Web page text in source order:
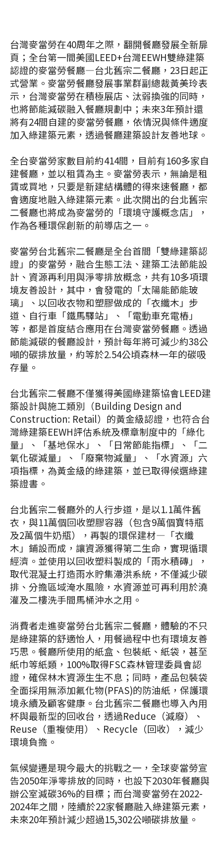
台灣麥當勞在40周年之際，翻開餐廳發展全新扉
頁；全台第一間美國LEED+台灣EEWH雙綠建築
認證的麥當勞餐廳—台北舊宗二餐廳，23日起正
式營業。麥當勞餐廳發展事業群副總裁黃美玲表
示，台灣麥當勞在積極展店、汰弱換強的同時，
也將節能減碳融入餐廳規劃中；未來3年預計還
將有24間自建的麥當勞餐廳，依情況與條件適度
加入綠建築元素，透過餐廳建築設計友善地球。
全台麥當勞家數目前約414間，目前有160多家自
建餐廳，並以租賃為主。麥當勞表示，無論是租
賃或買地，只要是新建結構體的得來速餐廳，都
會適度地融入綠建築元素。此次開出的台北舊宗
二餐廳也將成為麥當勞的「環境守護概念店」，
作為各種環保創新的前導店之一。
麥當勞台北舊宗二餐廳是全台首間「雙綠建築認
證」的麥當勞，融合生態工法、建築工法節能設
計、資源再利用與淨零排放概念，共有10多項環
境友善設計，其中，會發電的「太陽能節能玻
璃」、以回收衣物和塑膠做成的「衣纖木」步
道、自行車「鐵馬驛站」、「電動車充電樁」
等，都是首度結合應用在台灣麥當勞餐廳。透過
節能減碳的餐廳設計，預計每年將可減少約38公
噸的碳排放量，約等於2.54公頃森林一年的碳吸
存量。
台北舊宗二餐廳不僅獲得美國綠建築協會LEED建
築設計與施工類別（Building Design and
Construction: Retail）的黃金級認證，也符合台
灣綠建築EEWH評估系統及標章制度中的「綠化
量」、「基地保水」、「日常節能指標」、「二
氧化碳減量」、「廢棄物減量」、「水資源」六
項指標，為黃金級的綠建築，並已取得候選綠建
築證書。
台北舊宗二餐廳外的人行步道，是以1.1萬件舊
衣，與11萬個回收塑膠容器（包含9萬個寶特瓶
及2萬個牛奶瓶），再製的環保建材—「衣纖
木」鋪設而成，讓資源獲得第二生命，實現循環
經濟。並使用以回收塑料製成的「雨水積磚」，
取代混凝土打造雨水貯集滯洪系統，不僅減少碳
排、分擔區域淹水風險，水資源並可再利用於澆
灌及二樓洗手間馬桶沖水之用。
消費者走進麥當勞台北舊宗二餐廳，體驗的不只
是綠建築的舒適怡人，用餐過程中也有環境友善
巧思。餐廳所使用的紙盒、包裝紙、紙袋，甚至
紙巾等紙類，100%取得FSC森林管理委員會認
證，確保林木資源生生不息；同時，產品包裝袋
全面採用無添加氟化物(PFAS)的防油紙，保護環
境永續及顧客健康。台北舊宗二餐廳也導入內用
杯與最新型的回收台，透過Reduce（減廢）、
Reuse（重複使用）、Recycle（回收），減少
環境負擔。
氣候變遷是現今最大的挑戰之一，全球麥當勞宣
告2050年淨零排放的同時，也設下2030年餐廳與
辦公室減碳36%的目標；而台灣麥當勞在2022-
2024年之間，陸續於22家餐廳融入綠建築元素，
未來20年預計減少超過15,302公噸碳排放量。